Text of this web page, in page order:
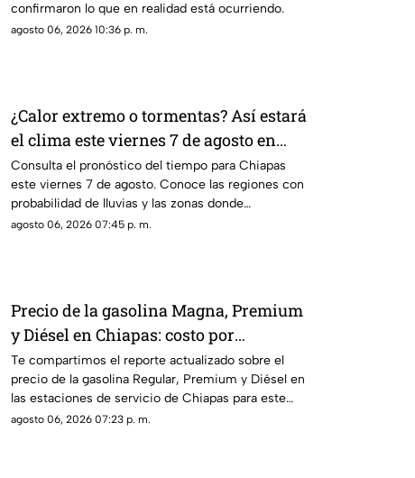
confirmaron lo que en realidad está ocurriendo.
agosto 06, 2026 10:36 p. m.
¿Calor extremo o tormentas? Así estará
el clima este viernes 7 de agosto en
Chiapas
Consulta el pronóstico del tiempo para Chiapas
este viernes 7 de agosto. Conoce las regiones con
probabilidad de lluvias y las zonas donde
predominará el ambiente caluroso.
agosto 06, 2026 07:45 p. m.
Precio de la gasolina Magna, Premium
y Diésel en Chiapas: costo por
municipio este viernes 7 de agosto
Te compartimos el reporte actualizado sobre el
precio de la gasolina Regular, Premium y Diésel en
las estaciones de servicio de Chiapas para este
cierre de semana.
agosto 06, 2026 07:23 p. m.